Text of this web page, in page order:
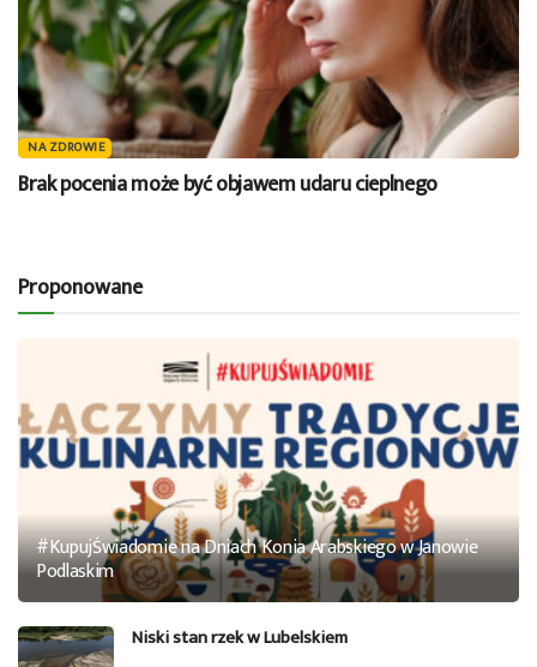
NA ZDROWIE
Brak pocenia może być objawem udaru cieplnego
Proponowane
#KupujŚwiadomie na Dniach Konia Arabskiego w Janowie
Podlaskim
Niski stan rzek w Lubelskiem